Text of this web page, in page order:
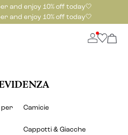
and enjoy 10% off today🤍
and enjoy 10% off today🤍
per
Camicie
Cappotti & Giacche